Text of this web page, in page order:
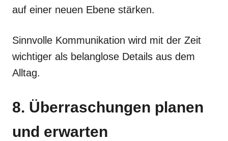
auf einer neuen Ebene stärken.
Sinnvolle Kommunikation wird mit der Zeit
wichtiger als belanglose Details aus dem
Alltag.
8. Überraschungen planen
und erwarten